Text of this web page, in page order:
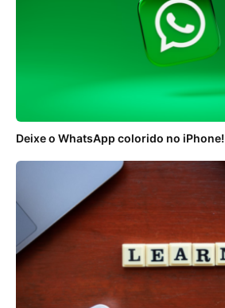
Deixe o WhatsApp colorido no iPhone!